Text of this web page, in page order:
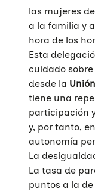
las mujeres
a la familia y
hora de los
Esta
cuidado
desde la
tiene una
participación
y, por tanto,
autonomía
La
La tasa de
puntos a la